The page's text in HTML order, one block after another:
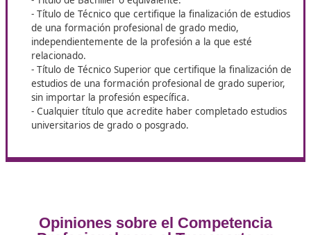
cumplir con las crecientes exigencias
marcarán la próxima década del transporte por
España. Si estás buscando un centro formativo
con la necesaria experiencia, consulta a nuestros
DAC docencia.